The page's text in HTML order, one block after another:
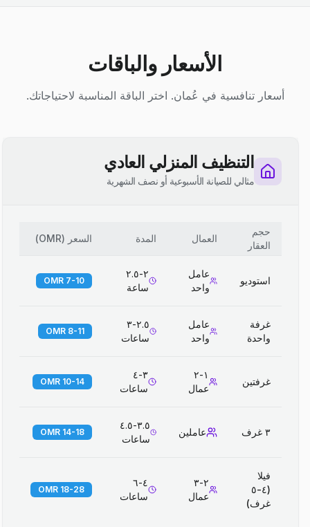
الأسعار والباقات
أسعار تنافسية في عُمان. اختر الباقة المناسبة لاحتياجاتك.
التنظيف المنزلي العادي
مثالي للصيانة الأسبوعية أو نصف الشهرية
حجم
العقار
العمال المدة السعر (
OMR
)
استوديو
عامل
واحد
٢-٢.٥
ساعة
7-10 OMR
غرفة
واحدة
عامل
واحد
٢.٥-٣
ساعات
8-11 OMR
غرفتين
١-٢
عمال
٣-٤
ساعات
10-14 OMR
٣ غرف عاملين
٣.٥-٤.٥
ساعات
14-18 OMR
فيلا
(٤-٥
غرف)
٢-٣
عمال
٤-٦
ساعات
18-28 OMR